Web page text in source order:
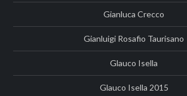
Gianluca Crecco
Gianluigi Rosafio Taurisano
Glauco Isella
Glauco Isella 2015